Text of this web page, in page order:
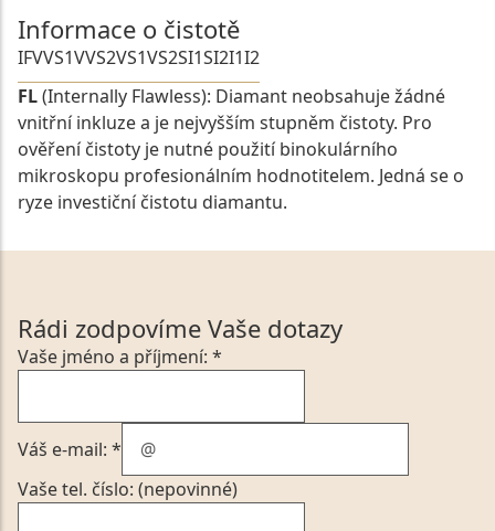
Informace o čistotě
IFVVS1VVS2VS1VS2SI1SI2I1I2
FL(Internally Flawless): Diamant neobsahuje žádné
vnitřní inkluze a je nejvyšším stupněm čistoty. Pro
ověření čistoty je nutné použití binokulárního
mikroskopu profesionálním hodnotitelem. Jedná se o
ryze investiční čistotu diamantu.
Rádi zodpovíme Vaše dotazy
Vaše jméno a příjmení: *
Váš e-mail: *
Vaše tel. číslo: (nepovinné)